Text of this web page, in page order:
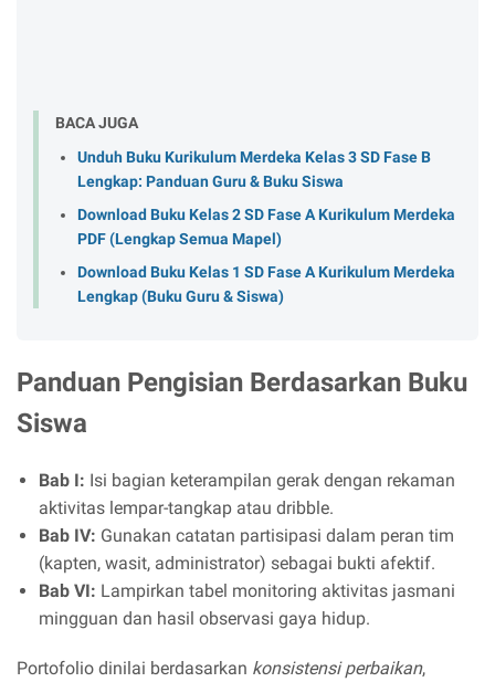
BACA JUGA
Unduh Buku Kurikulum Merdeka Kelas 3 SD Fase B
Lengkap: Panduan Guru & Buku Siswa
Download Buku Kelas 2 SD Fase A Kurikulum Merdeka
PDF (Lengkap Semua Mapel)
Download Buku Kelas 1 SD Fase A Kurikulum Merdeka
Lengkap (Buku Guru & Siswa)
Panduan Pengisian Berdasarkan Buku
Siswa
Bab I: Isi bagian keterampilan gerak dengan rekaman
aktivitas lempar-tangkap atau dribble.
Bab IV: Gunakan catatan partisipasi dalam peran tim
(kapten, wasit, administrator) sebagai bukti afektif.
Bab VI: Lampirkan tabel monitoring aktivitas jasmani
mingguan dan hasil observasi gaya hidup.
Portofolio dinilai berdasarkan konsistensi perbaikan,